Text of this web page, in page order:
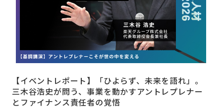
【イベントレポート】「ひよらず、未来を語れ」。
三木谷浩史が問う、事業を動かすアントレプレナー
とファイナンス責任者の覚悟